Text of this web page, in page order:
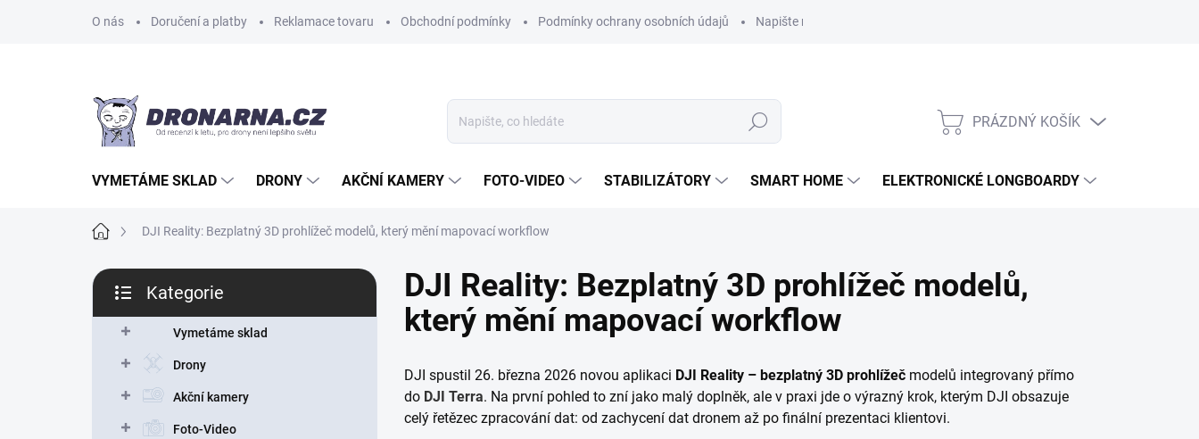
O nás Doručení a platby Reklamace tovaru Obchodní podmínky Podmínky ochrany osobních údajů Napište nám
Hledat
NÁKUPNÍ
PRÁZDNÝ KOŠÍK
VYMETÁME SKLAD DRONY AKČNÍ KAMERY FOTO-VIDEO STABILIZÁTORY SMART HOME ELEKTRONICKÉ LONGBOARDY
Domů DJI Reality: Bezplatný 3D prohlížeč modelů, který mění mapovací workflow
P
s
kategorie
Kategorie
Vymetáme sklad
Drony
Akční kamery
Foto-Video
DJI Reality: Bezplatný 3D prohlížeč modelů,
který mění mapovací workflow
DJI spustil 26. března 2026 novou aplikaci DJI Reality – bezplatný 3D prohlížeč modelů integrovaný přímo
do DJI Terra. Na první pohled to zní jako malý doplněk, ale v praxi jde o výrazný krok, kterým DJI obsazuje
celý řetězec zpracování dat: od zachycení dat dronem až po finální prezentaci klientovi.